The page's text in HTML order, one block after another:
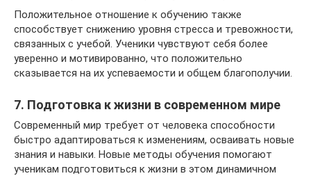
Положительное отношение к обучению также
способствует снижению уровня стресса и тревожности,
связанных с учебой. Ученики чувствуют себя более
уверенно и мотивированно, что положительно
сказывается на их успеваемости и общем благополучии.
7. Подготовка к жизни в современном мире
Современный мир требует от человека способности
быстро адаптироваться к изменениям, осваивать новые
знания и навыки. Новые методы обучения помогают
ученикам подготовиться к жизни в этом динамичном